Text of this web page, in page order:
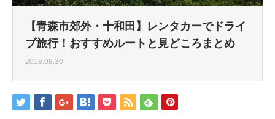
【青森市郊外・十和田】レンタカーでドライ
ブ旅行！おすすめルートと見どころまとめ
2018.08.30